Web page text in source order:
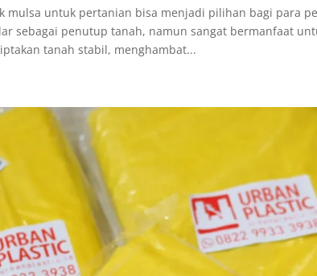
mulsa untuk pertanian bisa menjadi pilihan bagi para
sebagai penutup tanah, namun sangat bermanfaat
tanah stabil, menghambat...